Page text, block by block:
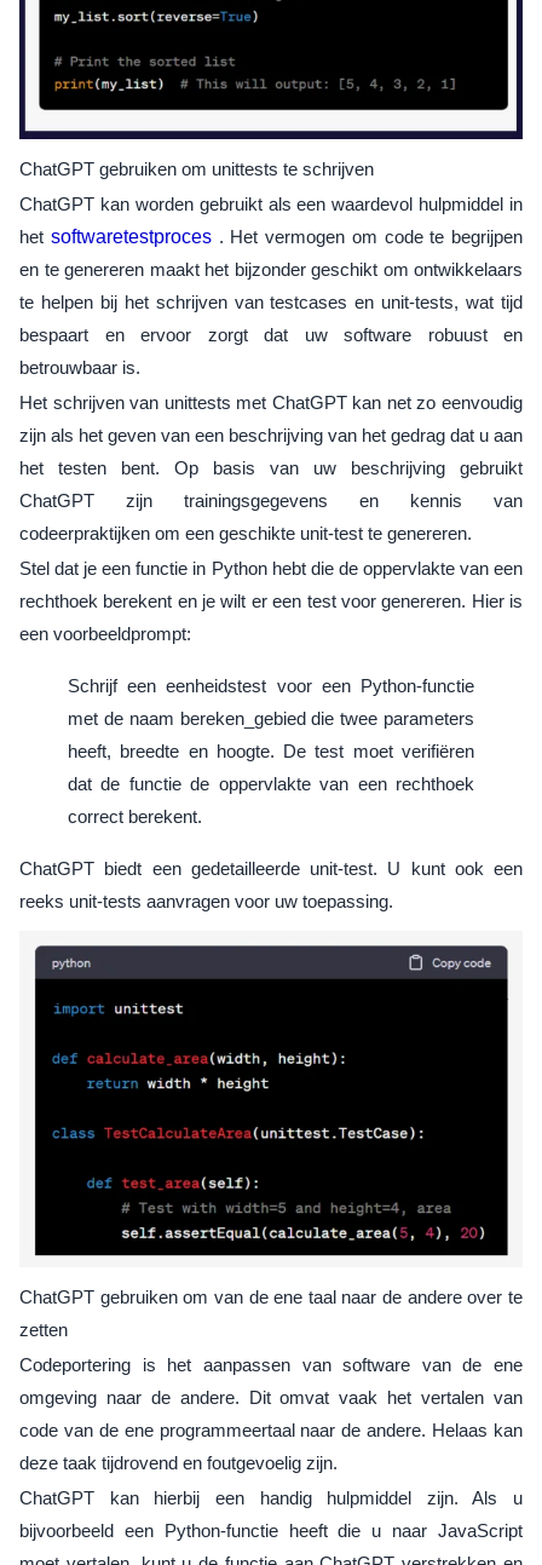
ChatGPT gebruiken om unittests te schrijven
ChatGPT kan worden gebruikt als een waardevol hulpmiddel in
het softwaretestproces. Het vermogen om code te begrijpen
en te genereren maakt het bijzonder geschikt om ontwikkelaars
te helpen bij het schrijven van testcases en unit-tests, wat tijd
bespaart en ervoor zorgt dat uw software robuust en
betrouwbaar is.
Het schrijven van unittests met ChatGPT kan net zo eenvoudig
zijn als het geven van een beschrijving van het gedrag dat u aan
het testen bent. Op basis van uw beschrijving gebruikt
ChatGPT zijn trainingsgegevens en kennis van
codeerpraktijken om een ​​geschikte unit-test te genereren.
Stel dat je een functie in Python hebt die de oppervlakte van een
rechthoek berekent en je wilt er een test voor genereren. Hier is
een voorbeeldprompt:
Schrijf een eenheidstest voor een Python-functie
met de naam bereken_gebied die twee parameters
heeft, breedte en hoogte. De test moet verifiëren
dat de functie de oppervlakte van een rechthoek
correct berekent.
ChatGPT biedt een gedetailleerde unit-test. U kunt ook een
reeks unit-tests aanvragen voor uw toepassing.
ChatGPT gebruiken om van de ene taal naar de andere over te
zetten
Codeportering is het aanpassen van software van de ene
omgeving naar de andere. Dit omvat vaak het vertalen van
code van de ene programmeertaal naar de andere. Helaas kan
deze taak tijdrovend en foutgevoelig zijn.
ChatGPT kan hierbij een handig hulpmiddel zijn. Als u
bijvoorbeeld een Python-functie heeft die u naar JavaScript